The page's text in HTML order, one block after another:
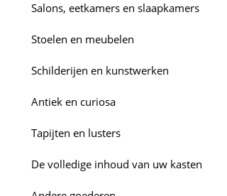
Salons, eetkamers en slaapkamers
Stoelen en meubelen
Schilderijen en kunstwerken
Antiek en curiosa
Tapijten en lusters
De volledige inhoud van uw kasten